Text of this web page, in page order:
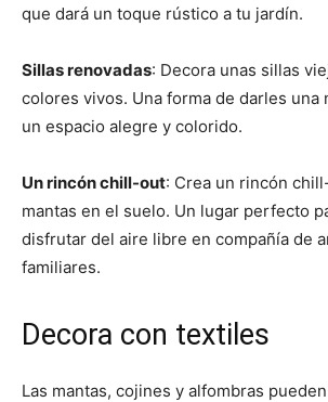
que dará un toque rústico a tu jardín.
Sillas renovadas: Decora unas sillas
colores vivos. Una forma de darles una
un espacio alegre y colorido.
Un rincón chill-out: Crea un rincón
mantas en el suelo. Un lugar perfecto
disfrutar del aire libre en compañía de
familiares.
Decora con textiles
Las mantas, cojines y alfombras